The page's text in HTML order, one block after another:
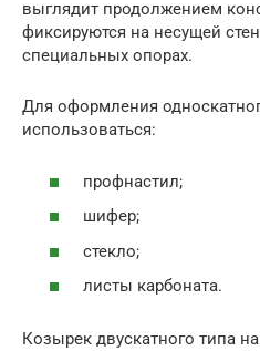
выглядит продолжением
фиксируются на несущей
специальных опорах.
Для оформления
использоваться:
профнастил;
шифер;
стекло;
листы карбоната.
Козырек двускатного типа